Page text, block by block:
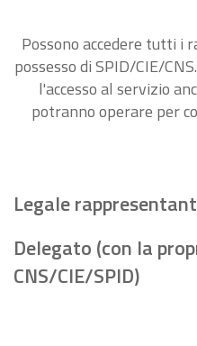
Possono accedere tutti i
possesso di SPID/CIE/
l'accesso al servizio
potranno operare per
Legale
Delegato (con la
CNS/CIE/SPID)